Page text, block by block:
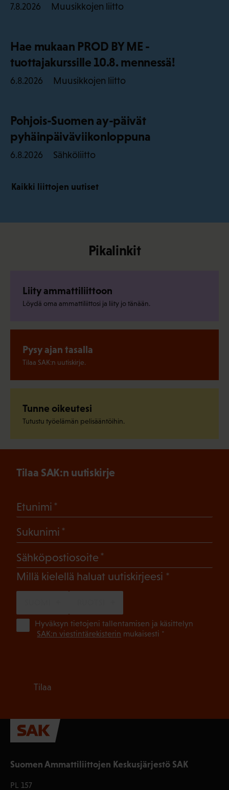
7.8.2026 Muusikkojen liitto
Hae mukaan PROD BY ME -
tuottajakurssille 10.8. mennessä!
6.8.2026 Muusikkojen liitto
Pohjois-Suomen ay-päivät
pyhäinpäiväviikonloppuna
6.8.2026 Sähköliitto
Kaikki liittojen uutiset
Pikalinkit
Liity ammattiliittoon
Löydä oma ammattiliittosi ja liity jo tänään.
Pysy ajan tasalla
Tilaa SAK:n uutiskirje.
Tunne oikeutesi
Tutustu työelämän pelisääntöihin.
Suomen Ammattiliittojen Keskusjärjestö SAK
PL 157
Tilaa SAK:n uutiskirje
Etunimi
Sukunimi
Sähköpostiosoite
Millä kielellä haluat uutiskirjeesi (Pakollinen)
Hyväksyn tietojeni tallentamisen ja käsittelyn
SAK:n viestintärekisterin mukaisesti *
Tilaa